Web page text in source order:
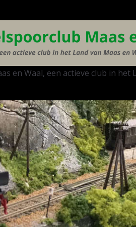
en Waal, een actieve club in het